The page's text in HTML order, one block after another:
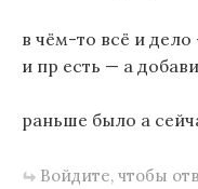
в чём-то всё и
и пр есть — а
раньше было а
Войдите, чтобы